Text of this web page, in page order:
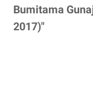
Bumitama
2017)"